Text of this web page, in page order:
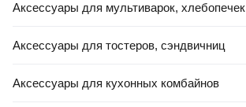
Аксессуары для мультиварок, хлебопечек
Аксессуары для тостеров, сэндвичниц
Аксессуары для кухонных комбайнов